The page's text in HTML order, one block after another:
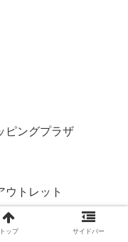
ピングプラザ
ウトレット
トップ サイドバー